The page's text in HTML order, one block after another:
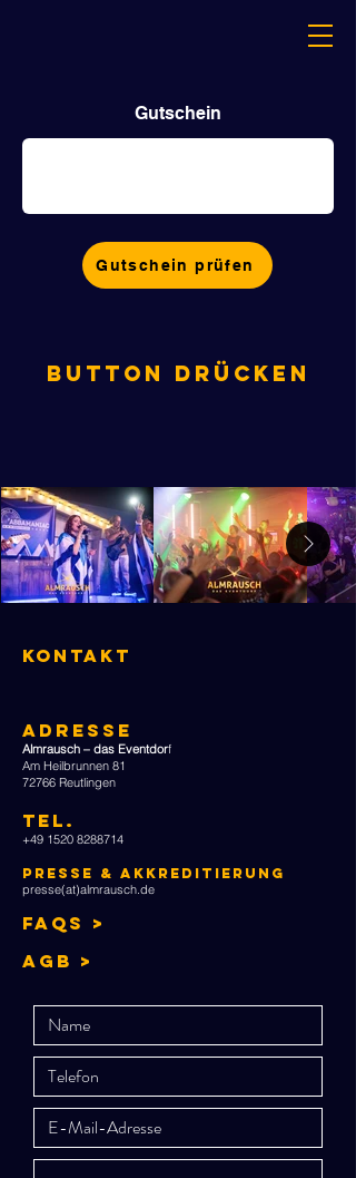
Gutschein
Gutschein prüfen
Button drücken
KONTAKT
ADRESSE
Almrausch – das Eventdorf
Am Heilbrunnen 81
72766 Reutlingen
TEL .
+49 1520 8288714
Presse & Akkreditierung
presse(at)almrausch.de
FAQs >
AGB >